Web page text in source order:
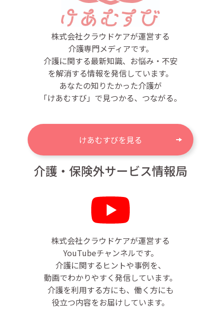
株式会社クラウドケアが運営する
介護専門メディアです。
介護に関する最新知識、お悩み・不安
を解消する情報を発信しています。
あなたの知りたかった介護が
「けあむすび」で見つかる、つながる。
けあむすびを見る
介護・保険外サービス情報局
株式会社クラウドケアが運営する
YouTubeチャンネルです。
介護に関するヒントや事例を、
動画でわかりやすく発信しています。
介護を利用する方にも、働く方にも
役立つ内容をお届けしています。